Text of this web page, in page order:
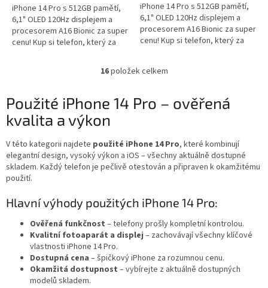
iPhone 14 Pro s 512GB pamětí,
6,1" OLED 120Hz displejem a
procesorem A16 Bionic za super
cenu! Kup si telefon, který za
iPhone 14 Pro s 512GB pamětí,
6,1" OLED 120Hz displejem a
procesorem A16 Bionic za super
cenu! Kup si telefon, který za
O
l
á
c
í
p
k
v
ý
i
s
16položek celkem
Použité iPhone 14 Pro – ověřená
kvalita a výkon
V této kategorii najdete použité iPhone 14 Pro, které kombinují
elegantní design, vysoký výkon a iOS – všechny aktuálně dostupné
skladem. Každý telefon je pečlivě otestován a připraven k okamžitému
použití.
Hlavní výhody použitých iPhone 14 Pro:
Ověřená funkčnost – telefony prošly kompletní kontrolou.
Kvalitní fotoaparát a displej – zachovávají všechny klíčové
vlastnosti iPhone 14 Pro.
Dostupná cena – špičkový iPhone za rozumnou cenu.
Okamžitá dostupnost – vybírejte z aktuálně dostupných
modelů skladem.